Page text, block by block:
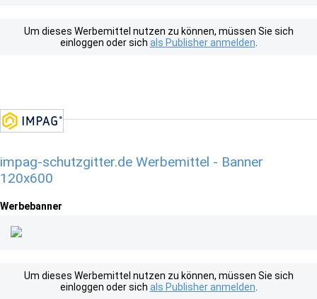
Um dieses Werbemittel nutzen zu können, müssen Sie sich
einloggen oder sich als Publisher anmelden
impag-schutzgitter.de Werbemittel - Banner
120x600
Werbebanner
Um dieses Werbemittel nutzen zu können, müssen Sie sich
einloggen oder sich als Publisher anmelden